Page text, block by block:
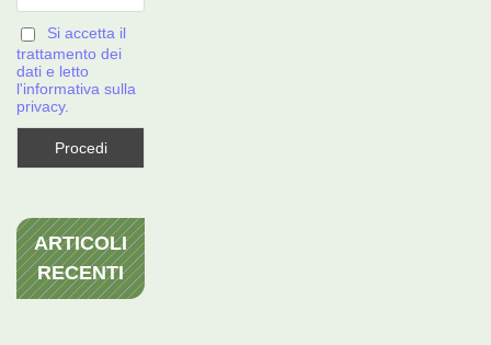
Si accetta il
trattamento dei
dati e letto
l'informativa sulla
privacy.
ARTICOLI
RECENTI